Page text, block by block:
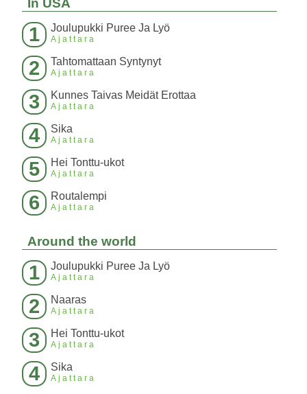
In USA
1 Joulupukki Puree Ja Lyö
Ajattara
2 Tahtomattaan Syntynyt
Ajattara
3 Kunnes Taivas Meidät Erottaa
Ajattara
4 Sika
Ajattara
5 Hei Tonttu-ukot
Ajattara
6 Routalempi
Ajattara
Around the world
1 Joulupukki Puree Ja Lyö
Ajattara
2 Naaras
Ajattara
3 Hei Tonttu-ukot
Ajattara
4 Sika
Ajattara